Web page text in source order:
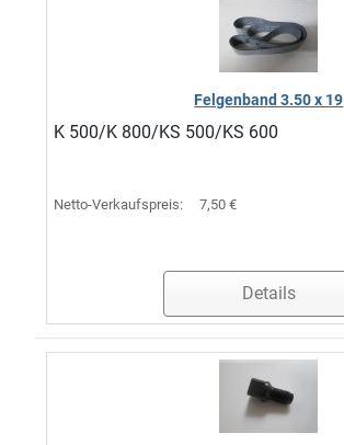
Felgenband 3.50 x 19
K 500/K 800/KS 500/KS 600
Netto-Verkaufspreis: 7,50 €
Details